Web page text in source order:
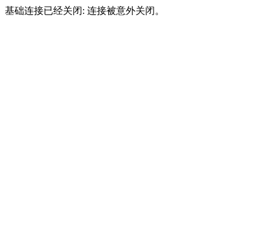
基础连接已经关闭: 连接被意外关闭。